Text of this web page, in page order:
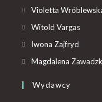
Violetta
Witold Vargas
Iwona Zajfryd
Magdalena
Wydawcy